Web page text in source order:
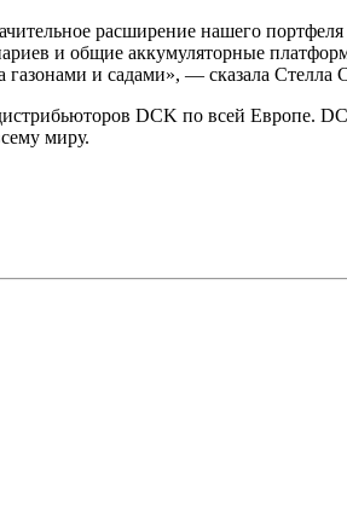
расширение нашего
и общие аккумуляторные
и садами», — сказала
DCK по всей
миру.